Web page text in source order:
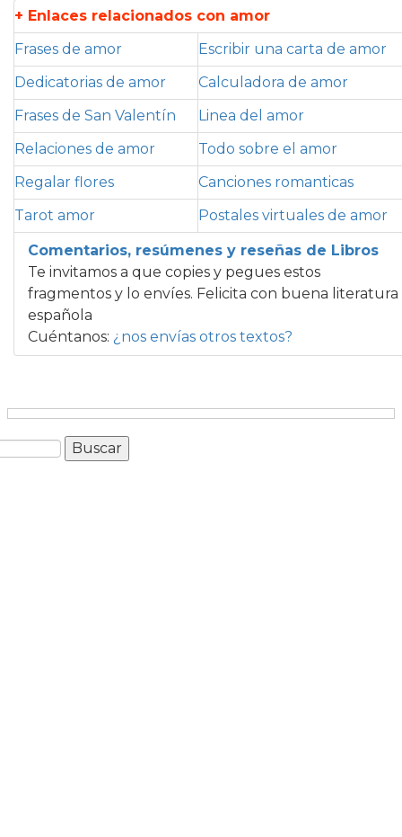
+ Enlaces relacionados con amor
Frases de amor
Escribir una carta de amor
Dedicatorias de amor
Calculadora de amor
Frases de San Valentín
Linea del amor
Relaciones de amor
Todo sobre el amor
Regalar flores
Canciones romanticas
Tarot amor
Postales virtuales de amor
Comentarios, resúmenes y reseñas de Libros
Te invitamos a que copies y pegues estos
fragmentos y lo envíes. Felicita con buena literatura
española
Cuéntanos: ¿nos envías otros textos?